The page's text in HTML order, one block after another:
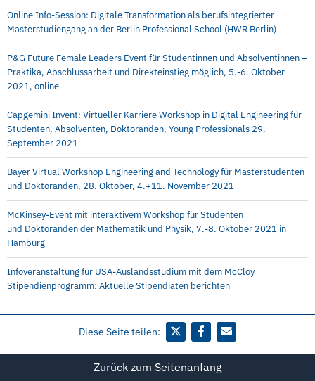
Online Info-Session: Digitale Transformation als berufsintegrierter
Masterstudiengang an der Berlin Professional School (HWR Berlin)
P&G Future Female Leaders Event für Studentinnen und Absolventinnen –
Praktika, Abschlussarbeit und Direkteinstieg möglich, 5.-6. Oktober
2021, online
Capgemini Invent: Virtueller Karriere Workshop in Digital Engineering für
Studenten, Absolventen, Doktoranden, Young Professionals 29.
September 2021
Bayer Virtual Workshop Engineering and Technology für Masterstudenten
und Doktoranden, 28. Oktober, 4.+11. November 2021
McKinsey-Event mit interaktivem Workshop für Studenten
und Doktoranden der Mathematik und Physik, 7.-8. Oktober 2021 in
Hamburg
Infoveranstaltung für USA-Auslandsstudium mit dem McCloy
Stipendienprogramm: Aktuelle Stipendiaten berichten
Diese Seite teilen:
Zurück zum Seitenanfang